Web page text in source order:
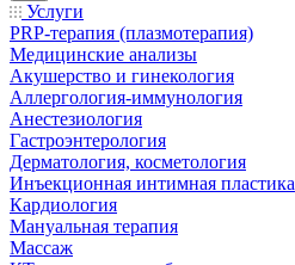
Услуги
PRP-терапия (плазмотерапия)
Медицинские анализы
Акушерство и гинекология
Аллергология-иммунология
Анестезиология
Гастроэнтерология
Дерматология, косметология
Инъекционная интимная пластика
Кардиология
Мануальная терапия
Массаж